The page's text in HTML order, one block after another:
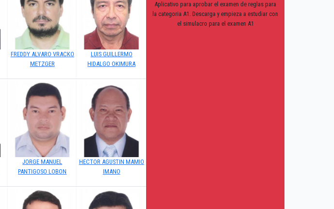
FREDDY ALVARO VRACKO
METZGER
LUIS GUILLERMO
HIDALGO OKIMURA
JORGE MANUEL
PANTIGOSO LOBON
HECTOR AGUSTIN MAMIO
IMANO
Aplicativo para aprobar el examen de reglas para
la categoria A1. Descarga y empieza a estudiar con
el simulacro para el examen A1